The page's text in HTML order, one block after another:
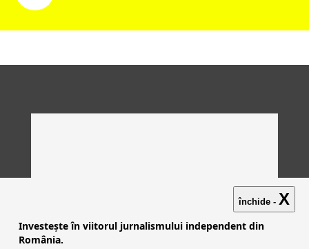
închide - X
Investește în viitorul jurnalismului independent din
România.